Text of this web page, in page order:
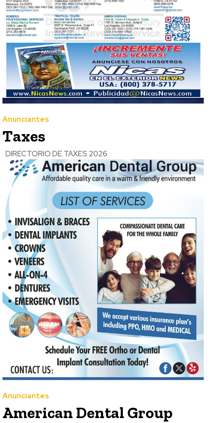
Anunciantes
Taxes
DIRECTORIO DE TAXES 2026
Anunciantes
American Dental Group